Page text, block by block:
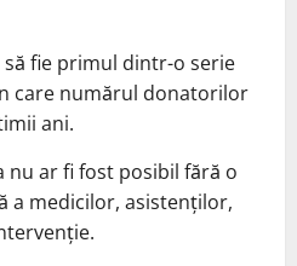
fie primul dintr-o serie
care numărul donatorilor
ani.
nu ar fi fost posibil fără o
a medicilor, asistenților,